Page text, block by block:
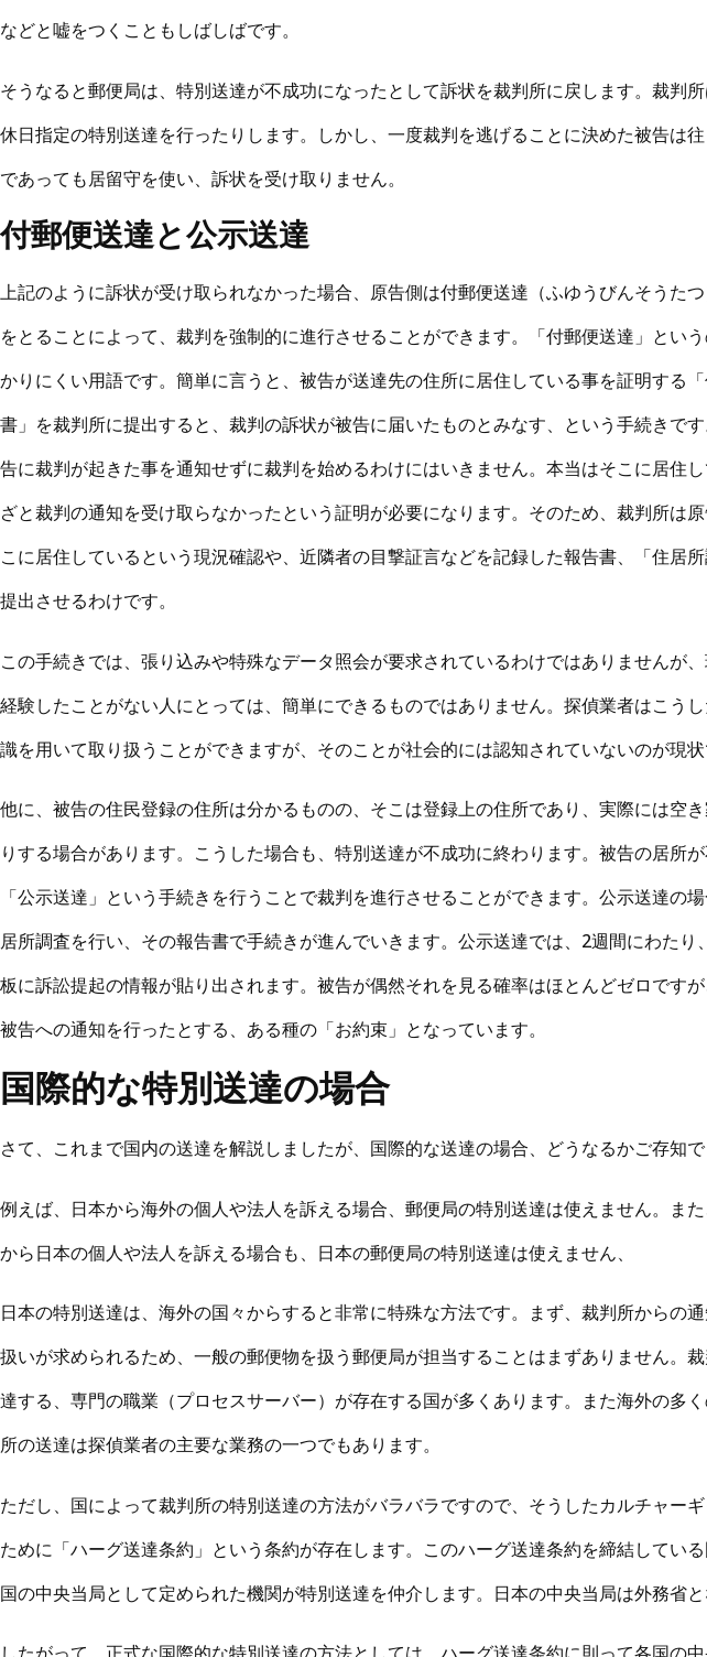
などと嘘をつくこともしばしばです。
そうなると郵便局は、特別送達が不成功になったとして訴状を裁判所に戻します。裁判
休日指定の特別送達を行ったりします。しかし、一度裁判を逃げることに決めた被告は
であっても居留守を使い、訴状を受け取りません。
付郵便送達と公示送達
上記のように訴状が受け取られなかった場合、原告側は付郵便送達（ふゆうびんそうた
をとることによって、裁判を強制的に進行させることができます。「付郵便送達」とい
かりにくい用語です。簡単に言うと、被告が送達先の住所に居住している事を証明する
書」を裁判所に提出すると、裁判の訴状が被告に届いたものとみなす、という手続きで
告に裁判が起きた事を通知せずに裁判を始めるわけにはいきません。本当はそこに居住
ざと裁判の通知を受け取らなかったという証明が必要になります。そのため、裁判所は
こに居住しているという現況確認や、近隣者の目撃証言などを記録した報告書、「住居
提出させるわけです。
この手続きでは、張り込みや特殊なデータ照会が要求されているわけではありませんが、
経験したことがない人にとっては、簡単にできるものではありません。探偵業者はこう
識を用いて取り扱うことができますが、そのことが社会的には認知されていないのが現状
他に、被告の住民登録の住所は分かるものの、そこは登録上の住所であり、実際には空
りする場合があります。こうした場合も、特別送達が不成功に終わります。被告の居所が
「公示送達」という手続きを行うことで裁判を進行させることができます。公示送達の
居所調査を行い、その報告書で手続きが進んでいきます。公示送達では、2週間にわたり
板に訴訟提起の情報が貼り出されます。被告が偶然それを見る確率はほとんどゼロです
被告への通知を行ったとする、ある種の「お約束」となっています。
国際的な特別送達の場合
さて、これまで国内の送達を解説しましたが、国際的な送達の場合、どうなるかご存知
例えば、日本から海外の個人や法人を訴える場合、郵便局の特別送達は使えません。ま
から日本の個人や法人を訴える場合も、日本の郵便局の特別送達は使えません、
日本の特別送達は、海外の国々からすると非常に特殊な方法です。まず、裁判所からの
扱いが求められるため、一般の郵便物を扱う郵便局が担当することはまずありません。
達する、専門の職業（プロセスサーバー）が存在する国が多くあります。また海外の多
所の送達は探偵業者の主要な業務の一つでもあります。
ただし、国によって裁判所の特別送達の方法がバラバラですので、そうしたカルチャー
ために「ハーグ送達条約」という条約が存在します。このハーグ送達条約を締結してい
国の中央当局として定められた機関が特別送達を仲介します。日本の中央当局は外務省と